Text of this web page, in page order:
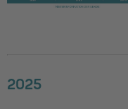
2025